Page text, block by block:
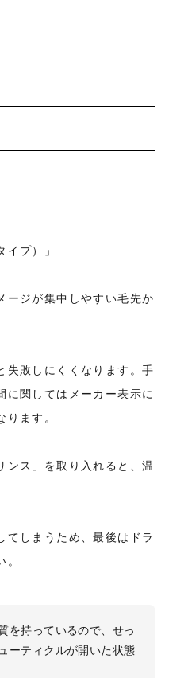
プ）」
ージが集中しやすい毛先か
失敗しにくくなります。手
に関してはメーカー表示に
ます。
ンス」を取り入れると、温
てしまうため、最後はドラ
を持っているので、せっ
ーティクルが開いた状態